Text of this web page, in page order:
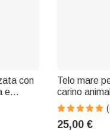
con
e
per
Telo mare
carino
asciugatura
regalo per
25,00 €